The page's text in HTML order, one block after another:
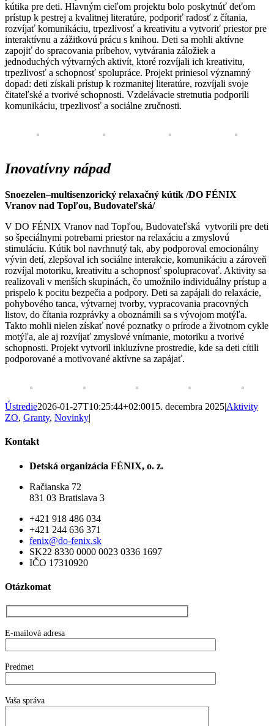
kútika pre deti. Hlavným cieľom projektu bolo poskytnúť deťom
prístup k pestrej a kvalitnej literatúre, podporiť radosť z čítania,
rozvíjať komunikáciu, trpezlivosť a kreativitu a vytvoriť priestor pre
interaktívnu a zážitkovú prácu s knihou. Deti sa mohli aktívne
zapojiť do spracovania príbehov, vytvárania záložiek a
jednoduchých výtvarných aktivít, ktoré rozvíjali ich kreativitu,
trpezlivosť a schopnosť spolupráce. Projekt priniesol významný
dopad: deti získali prístup k rozmanitej literatúre, rozvíjali svoje
čitateľské a tvorivé schopnosti. Vzdelávacie stretnutia podporili
komunikáciu, trpezlivosť a sociálne zručnosti.
Inovatívny nápad
Snoezelen–multisenzorický relaxačný kútik /DO FÉNIX
Vranov nad Topľou, Budovateľská/
V DO FÉNIX Vranov nad Topľou, Budovateľská vytvorili pre deti
so špeciálnymi potrebami priestor na relaxáciu a zmyslovú
stimuláciu. Kútik bol navrhnutý tak, aby podporoval emocionálny
vývin detí, zlepšoval ich sociálne interakcie, komunikáciu a zároveň
rozvíjal motoriku, kreativitu a schopnosť spolupracovať. Aktivity sa
realizovali v menších skupinách, čo umožnilo individuálny prístup a
prispelo k pocitu bezpečia a podpory. Deti sa zapájali do relaxácie,
pohybového tanca, výtvarnej tvorby, vypracovania pracovných
listov, do čítania rozprávky a oboznámili sa s vývojom motýľa.
Takto mohli nielen získať nové poznatky o prírode a životnom cykle
motýľa, ale aj rozvíjať zmyslové vnímanie, motoriku a tvorivé
schopnosti. Projekt vytvoril inkluzívne prostredie, kde sa deti cítili
podporované a motivované aktívne sa zapájať.
Ústredie2026-01-27T10:25:44+02:0015. decembra 2025|Aktivity
ZO, Granty, Novinky|
Kontakt
Detská organizácia FÉNIX, o. z.
Račianska 72
831 03 Bratislava 3
+421 918 486 034
+421 244 636 371
fenix@do-fenix.sk
SK22 8330 0000 0023 0336 1697
IČO 17310920
Otázkomat
E-mailová adresa
Predmet
Vaša správa